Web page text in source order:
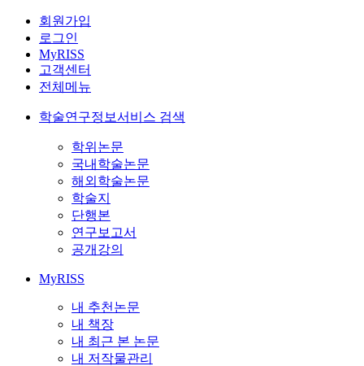
회원가입
로그인
MyRISS
고객센터
전체메뉴
학술연구정보서비스 검색
학위논문
국내학술논문
해외학술논문
학술지
단행본
연구보고서
공개강의
MyRISS
내 추천논문
내 책장
내 최근 본 논문
내 저작물관리